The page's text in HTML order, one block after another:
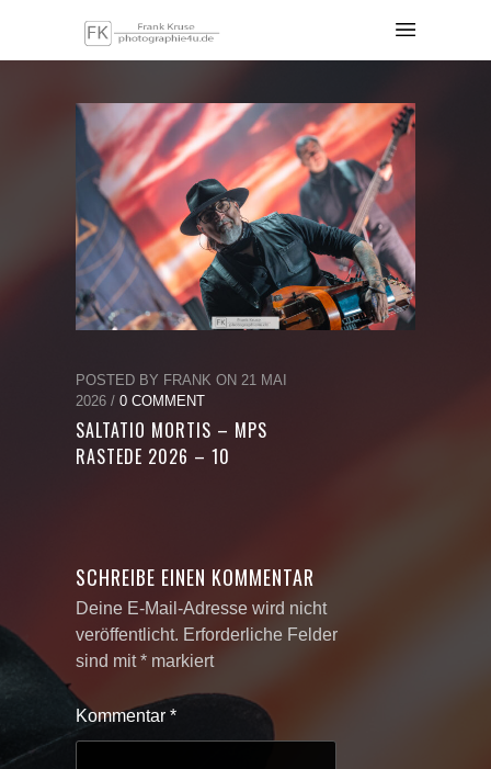
POSTED BY FRANK ON 21 MAI
2026 / 0 COMMENT
SALTATIO MORTIS – MPS
RASTEDE 2026 – 10
SCHREIBE EINEN KOMMENTAR
Deine E-Mail-Adresse wird nicht
veröffentlicht. Erforderliche Felder
sind mit* markiert
Kommentar *